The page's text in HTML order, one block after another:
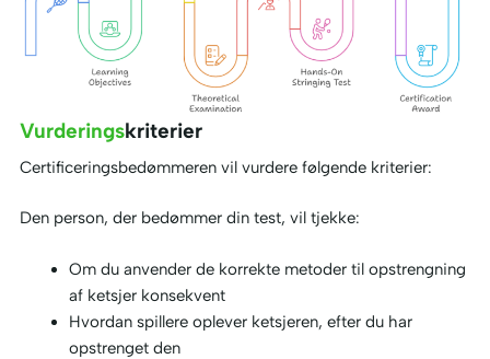
VurderingsKriterier
Certificeringsbedømmeren vil vurdere følgende kriterier:
Den person, der bedømmer din test, vil tjekke:
Om du anvender de korrekte metoder til opstrengning
af ketsjer konsekvent
Hvordan spillere oplever ketsjeren, efter du har
opstrenget den